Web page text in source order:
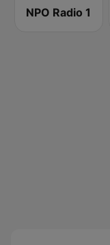
NPO Radio 1